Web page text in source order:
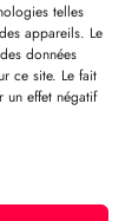
telles
appareils. Le
données
ce site. Le fait
un effet négatif